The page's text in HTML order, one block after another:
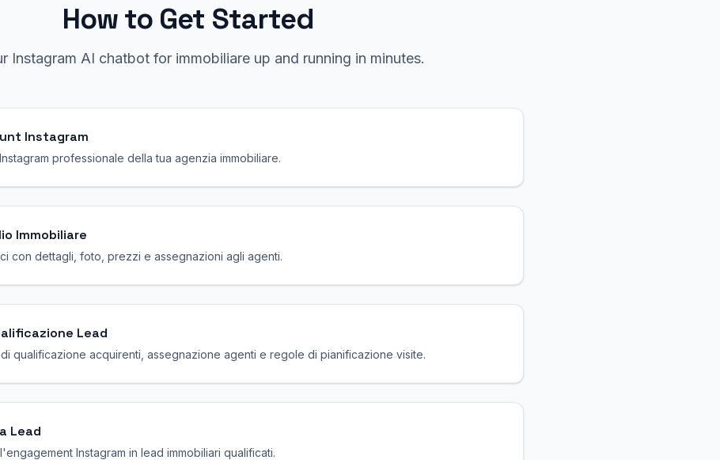
How to Get Started
Instagram AI chatbot for immobiliare up and running in minutes.
Instagram
professionale della tua agenzia immobiliare.
Immobiliare
con dettagli, foto, prezzi e assegnazioni agli agenti.
Lead
qualificazione acquirenti, assegnazione agenti e regole di pianificazione visite.
Lead
Instagram in lead immobiliari qualificati.